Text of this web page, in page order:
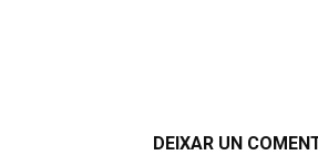
DEIXAR UN